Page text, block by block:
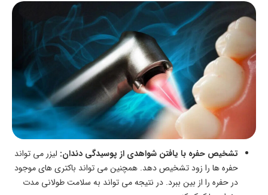
تشخیص حفره با یافتن شواهدی از پوسیدگی دندان: لیزر می‌ تواند
حفره‌ ها را زود تشخیص دهد. همچنین می‌ تواند باکتری‌ های موجود
در حفره را از بین ببرد. در نتیجه می‌ تواند به‌ سلامت طولانی‌ مدت